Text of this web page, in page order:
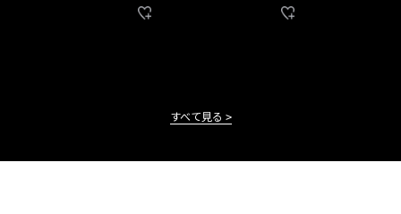
すべて見る